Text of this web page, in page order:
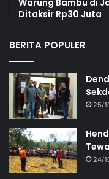
Ditaksir Rp30 Juta
BERITA POPULER
25/
24/